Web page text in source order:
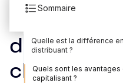
Sommaire
Quelle est la différence
distribuant ?
Qu'est-ce qu'un ETF
Qu'est-ce qu'un ETF
Risques et performances
Quels sont les
capitalisant ?
distribuant
choisir ?